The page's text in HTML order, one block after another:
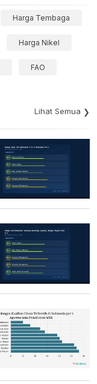
Harga Tembaga
Harga Nikel
FAO
Lihat Semua